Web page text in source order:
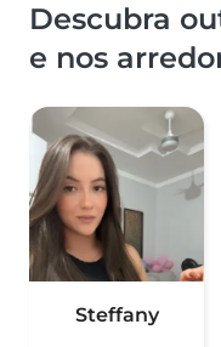
Descubra
e nos
Steffany